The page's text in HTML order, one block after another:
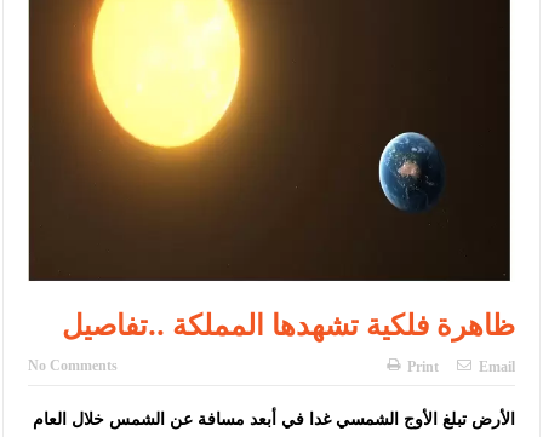
النواب يقر مشروع تعديل قانون الملكية العقارية
القاضي يلتقي رؤساء تحرير الصحف اليومية ويؤكد حرص مجلس النواب
على شراكة فاعلة مع الإعلام
دعوة المكلفين بخدمة العلم (الدفعة الثالثة) إلى مراجعة منصة خدمة
القاضي محمود أحمد فريحات.. مبارك ومزيدا من التوفيق
ظاهرة فلكية تشهدها المملكة ..تفاصيل
No Comments Print Email
الأرض تبلغ الأوج الشمسي غدا في أبعد مسافة عن الشمس خلال العام